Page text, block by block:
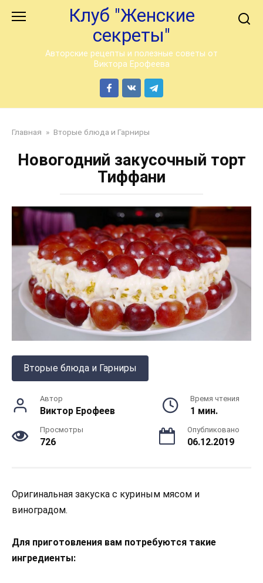
Клуб "Женские
секреты"
Авторские рецепты и полезные советы от
Виктора Ерофеева
Главная » Вторые блюда и Гарниры
Новогодний закусочный торт
Тиффани
Вторые блюда и Гарниры
Автор
Виктор Ерофеев
Время чтения
1 мин.
Просмотры
726
Опубликовано
06.12.2019
Оригинальная закуска с куриным мясом и
виноградом.
Для приготовления вам потребуются такие
ингредиенты: